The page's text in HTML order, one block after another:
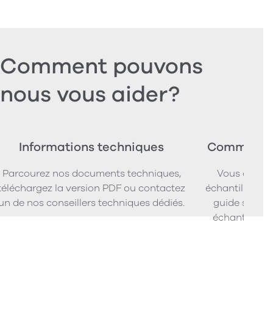
Comment pouvons
nous vous aider?
Informations techniques
Parcourez nos documents techniques,
la version PDF ou contactez
de nos conseillers techniques dédiés.
Vous
échantillons
guide